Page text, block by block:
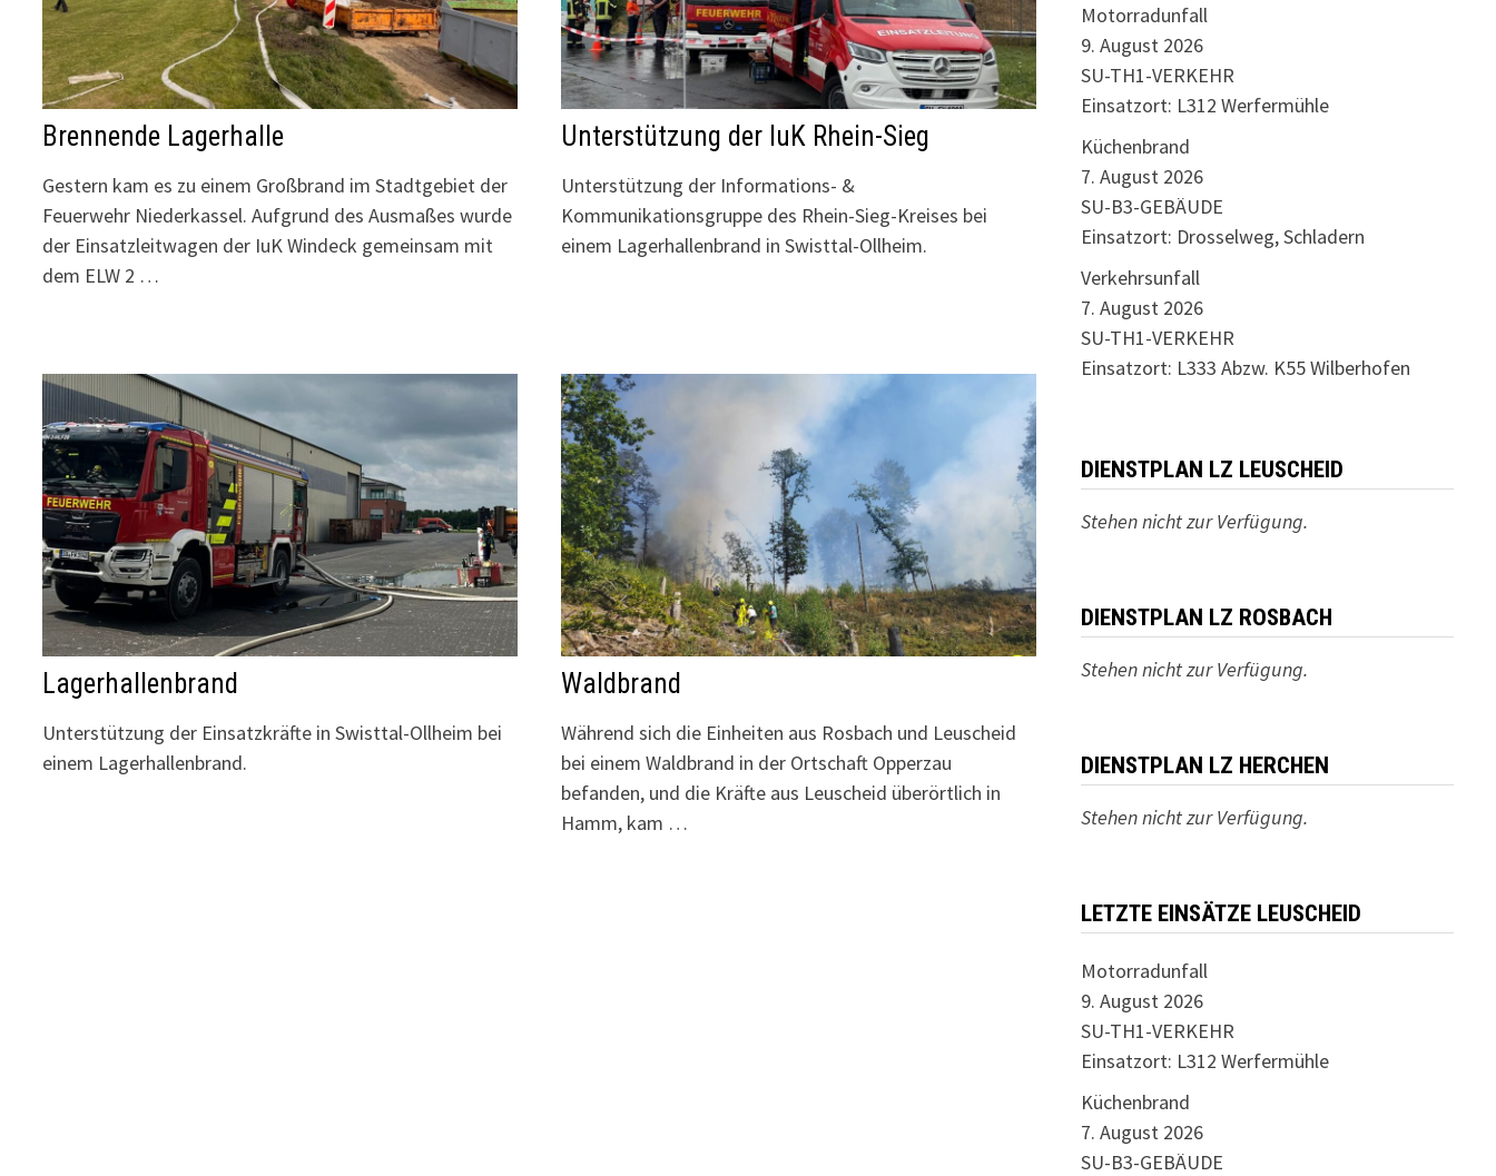
Brennende Lagerhalle
Gestern kam es zu einem Großbrand im Stadtgebiet der
Feuerwehr Niederkassel. Aufgrund des Ausmaßes wurde
der Einsatzleitwagen der IuK Windeck gemeinsam mit
dem ELW 2 …
Unterstützung der IuK Rhein-Sieg
Unterstützung der Informations- &
Kommunikationsgruppe des Rhein-Sieg-Kreises bei
einem Lagerhallenbrand in Swisttal-Ollheim.
Lagerhallenbrand
Unterstützung der Einsatzkräfte in Swisttal-Ollheim bei
einem Lagerhallenbrand.
Waldbrand
Während sich die Einheiten aus Rosbach und Leuscheid
bei einem Waldbrand in der Ortschaft Opperzau
befanden, und die Kräfte aus Leuscheid überörtlich in
Hamm, kam …
Motorradunfall
9. August 2026
SU-TH1-VERKEHR
Einsatzort: L312 Werfermühle
Küchenbrand
7. August 2026
SU-B3-GEBÄUDE
Einsatzort: Drosselweg, Schladern
Verkehrsunfall
7. August 2026
SU-TH1-VERKEHR
Einsatzort: L333 Abzw. K55 Wilberhofen
DIENSTPLAN LZ LEUSCHEID
Stehen nicht zur Verfügung.
DIENSTPLAN LZ ROSBACH
Stehen nicht zur Verfügung.
DIENSTPLAN LZ HERCHEN
Stehen nicht zur Verfügung.
LETZTE EINSÄTZE LEUSCHEID
Motorradunfall
9. August 2026
SU-TH1-VERKEHR
Einsatzort: L312 Werfermühle
Küchenbrand
7. August 2026
SU-B3-GEBÄUDE